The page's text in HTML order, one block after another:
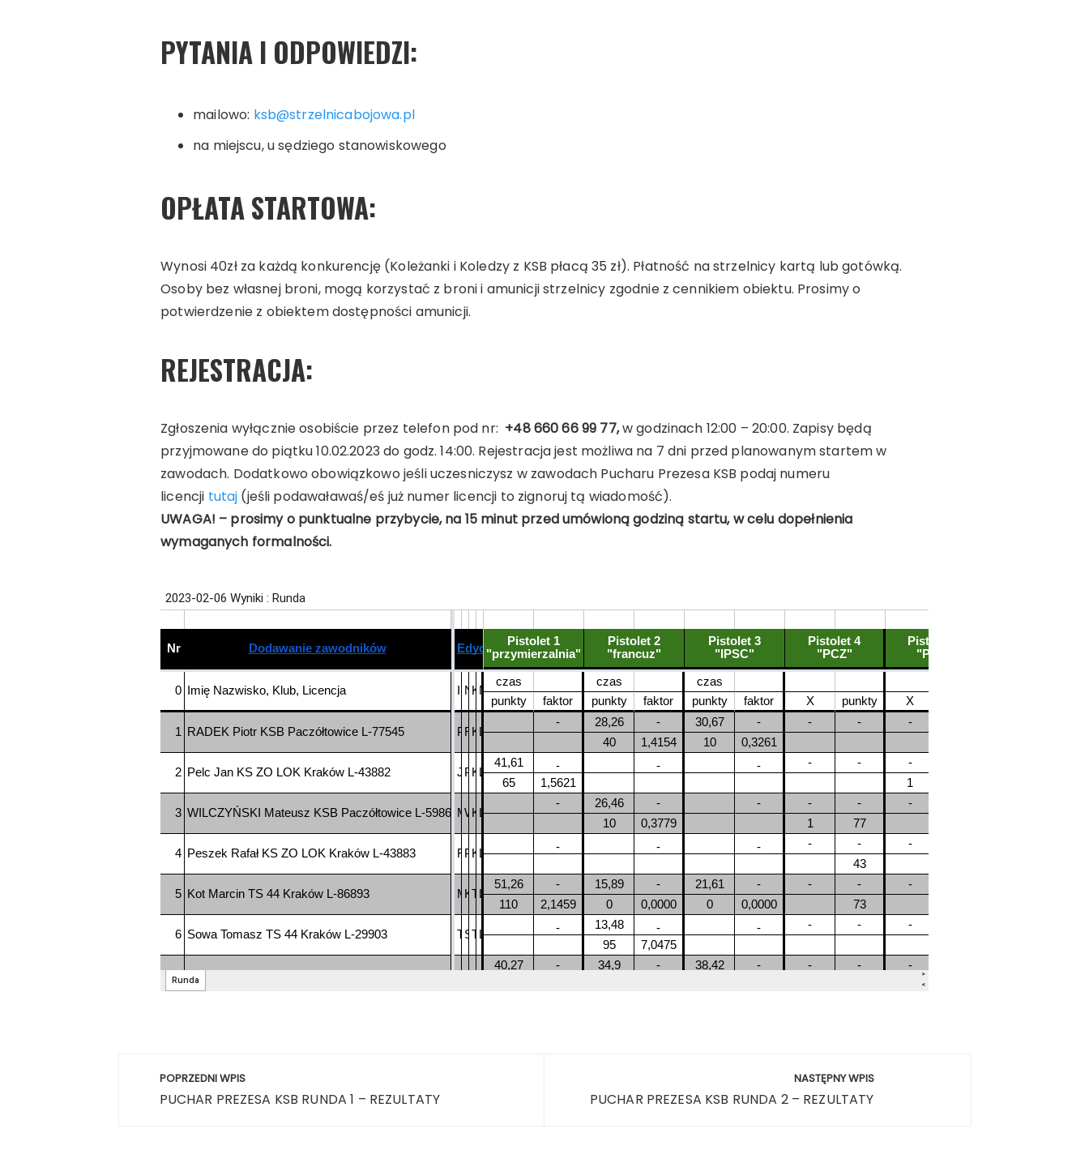
PYTANIA I ODPOWIEDZI:
mailowo: ksb@strzelnicabojowa.pl
na miejscu, u sędziego stanowiskowego
OPŁATA STARTOWA:
Wynosi 40zł za każdą konkurencję (Koleżanki i Koledzy z KSB płacą 35 zł). Płatność na strzelnicy kartą lub gotówką.
Osoby bez własnej broni, mogą korzystać z broni i amunicji strzelnicy zgodnie z cennikiem obiektu. Prosimy o
potwierdzenie z obiektem dostępności amunicji.
REJESTRACJA:
Zgłoszenia wyłącznie osobiście przez telefon pod nr: +48 660 66 99 77,w godzinach 12:00 – 20:00. Zapisy będą
przyjmowane do piątku 10.02.2023 do godz. 14:00. Rejestracja jest możliwa na 7 dni przed planowanym startem w
zawodach. Dodatkowo obowiązkowo jeśli uczesniczysz w zawodach Pucharu Prezesa KSB podaj numeru
licencji tutaj (jeśli podawaławaś/eś już numer licencji to zignoruj tą wiadomość).
UWAGA! – prosimy o punktualne przybycie, na 15 minut przed umówioną godziną startu, w celu dopełnienia
wymaganych formalności.
Nawigacja
wpisu
POPRZEDNI WPIS
PUCHAR PREZESA KSB RUNDA 1 – REZULTATY
NASTĘPNY WPIS
PUCHAR PREZESA KSB RUNDA 2 – REZULTATY